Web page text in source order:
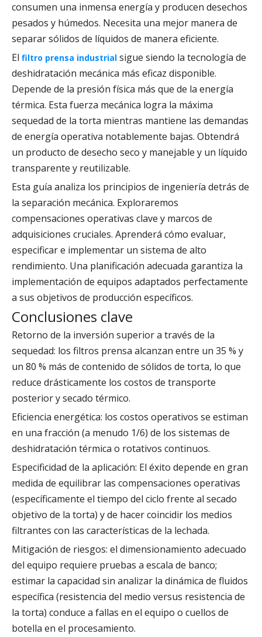
consumen una inmensa energía y producen desechos
pesados ​​y húmedos. Necesita una mejor manera de
separar sólidos de líquidos de manera eficiente.
El filtro prensa industrial sigue siendo la tecnología de
deshidratación mecánica más eficaz disponible.
Depende de la presión física más que de la energía
térmica. Esta fuerza mecánica logra la máxima
sequedad de la torta mientras mantiene las demandas
de energía operativa notablemente bajas. Obtendrá
un producto de desecho seco y manejable y un líquido
transparente y reutilizable.
Esta guía analiza los principios de ingeniería detrás de
la separación mecánica. Exploraremos
compensaciones operativas clave y marcos de
adquisiciones cruciales. Aprenderá cómo evaluar,
especificar e implementar un sistema de alto
rendimiento. Una planificación adecuada garantiza la
implementación de equipos adaptados perfectamente
a sus objetivos de producción específicos.
Conclusiones clave
Retorno de la inversión superior a través de la
sequedad: los filtros prensa alcanzan entre un 35 % y
un 80 % más de contenido de sólidos de torta, lo que
reduce drásticamente los costos de transporte
posterior y secado térmico.
Eficiencia energética: los costos operativos se estiman
en una fracción (a menudo 1/6) de los sistemas de
deshidratación térmica o rotativos continuos.
Especificidad de la aplicación: El éxito depende en gran
medida de equilibrar las compensaciones operativas
(específicamente el tiempo del ciclo frente al secado
objetivo de la torta) y de hacer coincidir los medios
filtrantes con las características de la lechada.
Mitigación de riesgos: el dimensionamiento adecuado
del equipo requiere pruebas a escala de banco;
estimar la capacidad sin analizar la dinámica de fluidos
específica (resistencia del medio versus resistencia de
la torta) conduce a fallas en el equipo o cuellos de
botella en el procesamiento.